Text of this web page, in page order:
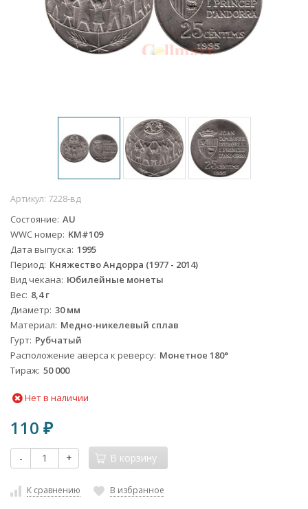
Артикул: 7228-вд
Состояние AU
WWC номер KM#109
Дата выпуска 1995
Период Княжество Андорра (1977 - 2014)
Вид чекана Юбилейные монеты
Вес 8,4 г
Диаметр 30 мм
Материал Медно-никелевый сплав
Гурт Рубчатый
Расположение аверса к реверсу Монетное 180°
Тираж 50 000
Нет в наличии
110 ₽
- + В корзину
К сравнению В избранное